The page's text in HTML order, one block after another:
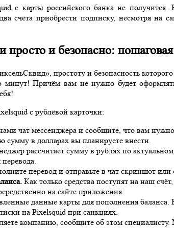
с карты российского банка не
счёта приобрести подписку, несмотря на
просто и безопасно:
простоту и безопасность
минут! Причём вам не нужно будет
с рублёвой карточки:
чат мессенджера и сообщите, что вам
сумму в долларах вы планируете внести.
рассчитает сумму в рублях по
перевод и отправьте в чат скриншот
Как только средства поступят на наш
на сайте приложения.
данные карты для пополнения
на Pixelsquid при санкциях.
компанию, сообщите об этом